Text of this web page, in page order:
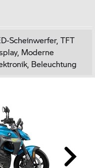
Scheinwerfer, TFT
Moderne
Beleuchtung